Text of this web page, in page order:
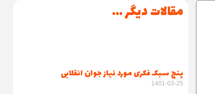
مقالات دیگر ...
پنج سبک فکری مورد نیاز جوان انقلابی
1401-03-25